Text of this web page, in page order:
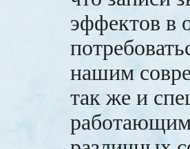
эффектов в
нашим
так же и